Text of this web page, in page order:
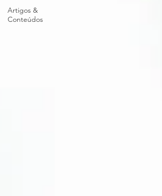
Artigos &
Conteúdos